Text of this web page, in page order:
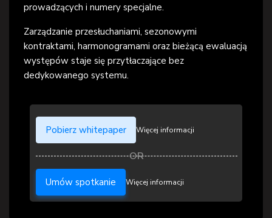
prowadzących i numery specjalne.
Zarządzanie przesłuchaniami, sezonowymi
kontraktami, harmonogramami oraz bieżącą ewaluacją
występów staje się przytłaczające bez
dedykowanego systemu.
Pobierz whitepaper Więcej informacji
Umów spotkanie Więcej informacji